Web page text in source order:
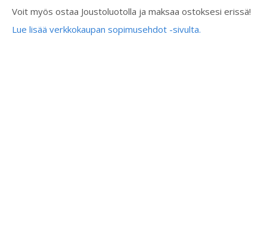
Voit myös ostaa Joustoluotolla ja maksaa ostoksesi erissä!
Lue lisää verkkokaupan sopimusehdot -sivulta.